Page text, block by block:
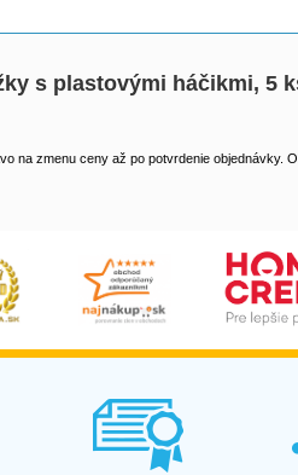
s plastovými háčikmi, 5
na zmenu ceny až po potvrdenie objednávky.